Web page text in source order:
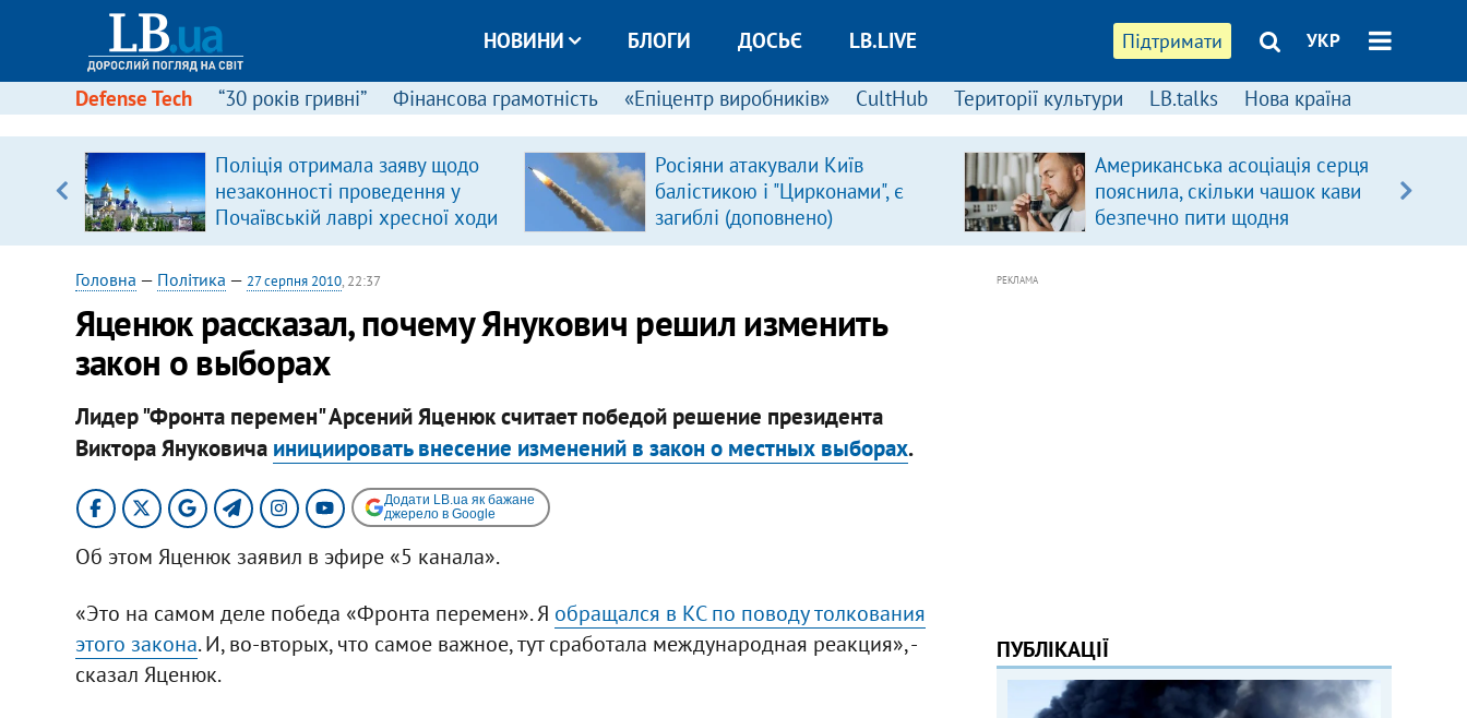
Підтримати УКР
НОВИНИ БЛОГИ ДОСЬЄ LB.LIVE
Defense Tech “30 років гривні” Фінансова грамотність «Епіцентр виробників» CultHub Території культури LB.talks Нова країна
Поліція отримала заяву щодо
незаконності проведення у
Почаївській лаврі хресної ходи
Росіяни атакували Київ
балістикою і "Цирконами", є
загиблі (доповнено)
Американська асоціація серця
пояснила, скільки чашок кави
безпечно пити щодня
Головна — Політика — 27 серпня 2010, 22:37
Яценюк рассказал, почему Янукович решил изменить
закон о выборах
Лидер "Фронта перемен" Арсений Яценюк считает победой решение президента
Виктора Януковича инициировать внесение изменений в закон о местных выборах.
Додати LB.ua як бажане
джерело в Google
Об этом Яценюк заявил в эфире «5 канала».
«Это на самом деле победа «Фронта перемен». Я обращался в КС по поводу толкования
этого закона. И, во-вторых, что самое важное, тут сработала международная реакция», -
сказал Яценюк.
РЕКЛАМА
ПУБЛІКАЦІЇ